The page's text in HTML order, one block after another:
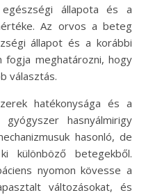
állapota és a
Az orvos a beteg
állapot és a korábbi
fogja meghatározni, hogy
választás.
hatékonysága és a
hasnyálmirigy
hasonló, de
különböző betegekből.
nyomon kövesse a
változásokat, és